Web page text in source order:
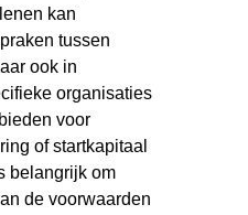
kan
tussen
ook in
organisaties
voor
of startkapitaal
belangrijk om
de voorwaarden